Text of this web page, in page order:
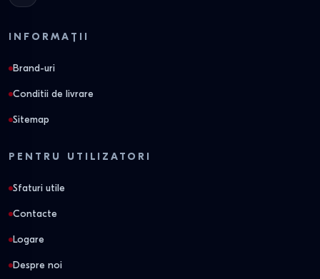
INFORMAȚII
Brand-uri
Conditii de livrare
Sitemap
PENTRU UTILIZATORI
Sfaturi utile
Contacte
Logare
Despre noi